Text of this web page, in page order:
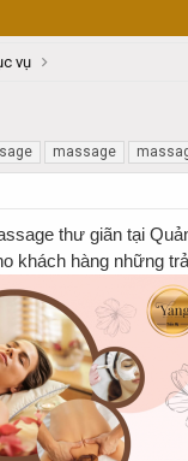
vụ
massage
thư giãn tại
khách hàng những